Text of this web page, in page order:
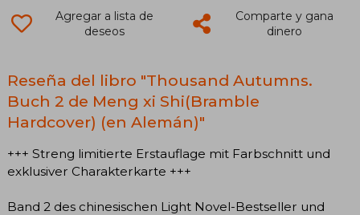
Agregar a lista de
deseos
Comparte y gana
dinero
Reseña del libro "Thousand Autumns.
Buch 2 de Meng xi Shi(Bramble
Hardcover) (en Alemán)"
+++ Streng limitierte Erstauflage mit Farbschnitt und
exklusiver Charakterkarte +++
Band 2 des chinesischen Light Novel-Bestseller und